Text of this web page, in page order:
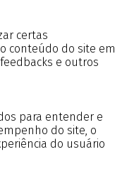
certas
conteúdo do site em
e outros
para entender e
do site, o
do usuário